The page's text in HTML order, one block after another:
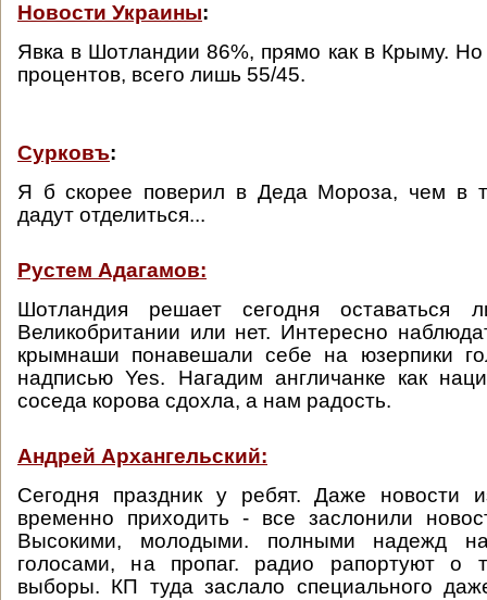
Новости Украины:
Явка в Шотландии 86%, прямо как в Крыму. Но
процентов, всего лишь 55/45.
Сурковъ:
Я б скорее поверил в Деда Мороза, чем в
дадут отделиться...
Рустем Адагамов:
Шотландия решает сегодня оставаться
Великобритании или нет. Интересно
крымнаши понавешали себе на юзерпики
надписью Yes. Нагадим англичанке как
соседа корова сдохла, а нам радость.
Андрей Архангельский:
Сегодня праздник у ребят. Даже новости
временно приходить - все заслонили
Высокими, молодыми. полными надежд
голосами, на пропаг. радио рапортуют о
выборы. КП туда заслало специального